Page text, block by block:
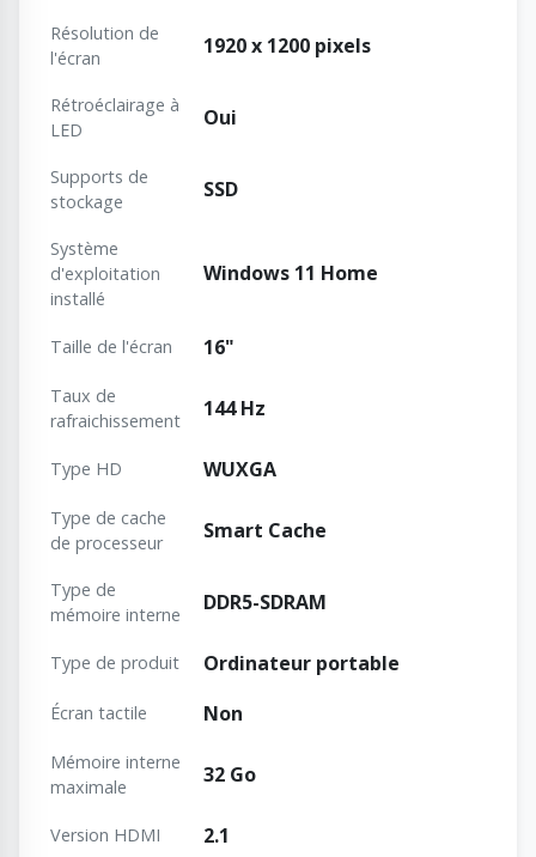
Résolution de
l'écran
1920 x 1200 pixels
Rétroéclairage à
LED
Oui
Supports de
stockage
SSD
Système
d'exploitation
installé
Windows 11 Home
Taille de l'écran 16"
Taux de
rafraichissement
144 Hz
Type HD WUXGA
Type de cache
de processeur
Smart Cache
Type de
mémoire interne
DDR5-SDRAM
Type de produit Ordinateur portable
Écran tactile Non
Mémoire interne
maximale
32 Go
Version HDMI 2.1